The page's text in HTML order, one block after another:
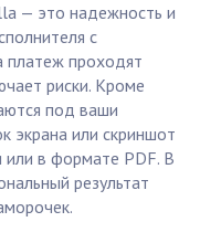
— это надежность и
с
платеж проходят
риски. Кроме
под ваши
экрана или скриншот
или в формате PDF. В
результат